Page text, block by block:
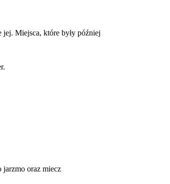
Miejsca, które były później
jarzmo oraz miecz